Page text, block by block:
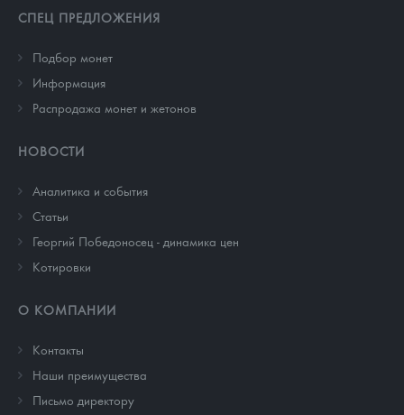
СПЕЦ ПРЕДЛОЖЕНИЯ
Подбор монет
Информация
Распродажа монет и жетонов
НОВОСТИ
Аналитика и события
Cтатьи
Георгий Победоносец - динамика цен
Котировки
О КОМПАНИИ
Контакты
Наши преимущества
Письмо директору